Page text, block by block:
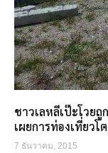
ชาวเลหลีเป๊ะโวย
เผยการท่องเที่ยว
7 ธันวาคม, 2015